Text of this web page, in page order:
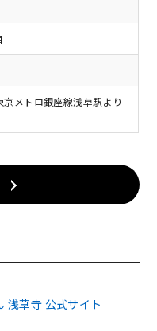
メトロ銀座線浅草駅より
浅草寺 公式サイト